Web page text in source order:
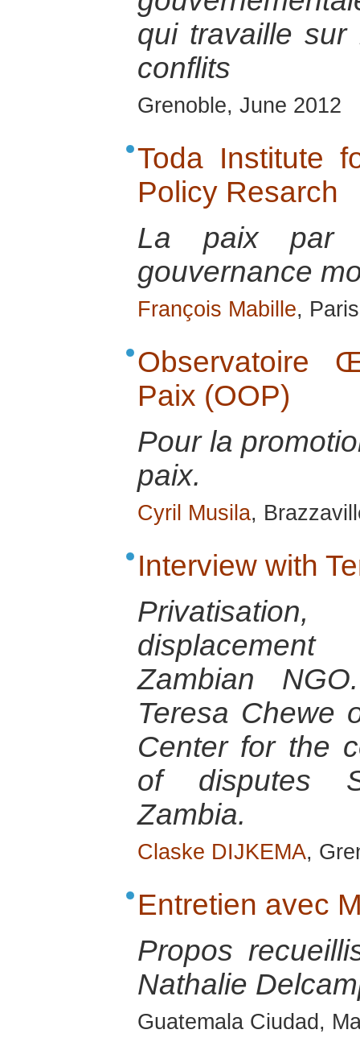
qui travaille sur
conflits
Grenoble, June 2012
Toda Institute
Policy Resarch
La paix par
gouvernance
François Mabille,
Observatoire
Paix (OOP)
Pour la
paix.
Cyril Musila,
Interview with
Zambian
Teresa Chewe
Center for the
of disputes
Zambia.
Claske DIJKEMA,
Entretien avec
Propos
Nathalie
Guatemala Ciudad,